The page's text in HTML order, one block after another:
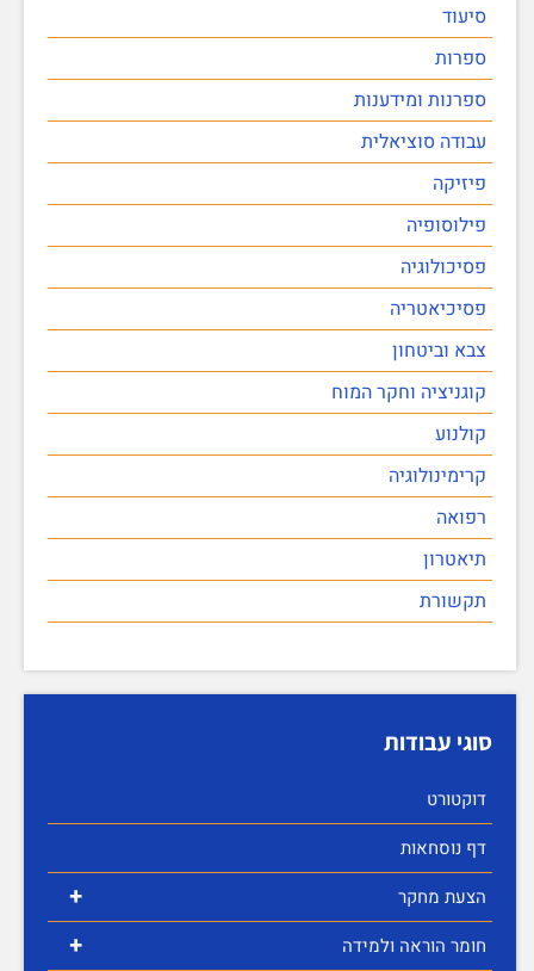
סיעוד
ספרות
ספרנות ומידענות
עבודה סוציאלית
פיזיקה
פילוסופיה
פסיכולוגיה
פסיכיאטריה
צבא וביטחון
קוגניציה וחקר המוח
קולנוע
קרימינולוגיה
רפואה
תיאטרון
תקשורת
סוגי עבודות
דוקטורט
דף נוסחאות
+ הצעת מחקר
+ חומר הוראה ולמידה